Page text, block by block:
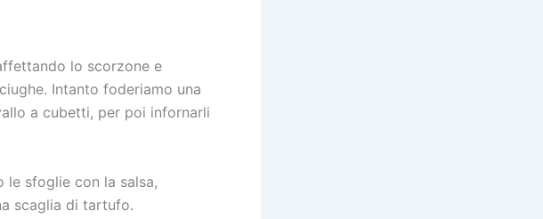
lo scorzone e
Intanto foderiamo una
a cubetti, per poi infornarli
sfoglie con la salsa,
scaglia di tartufo.